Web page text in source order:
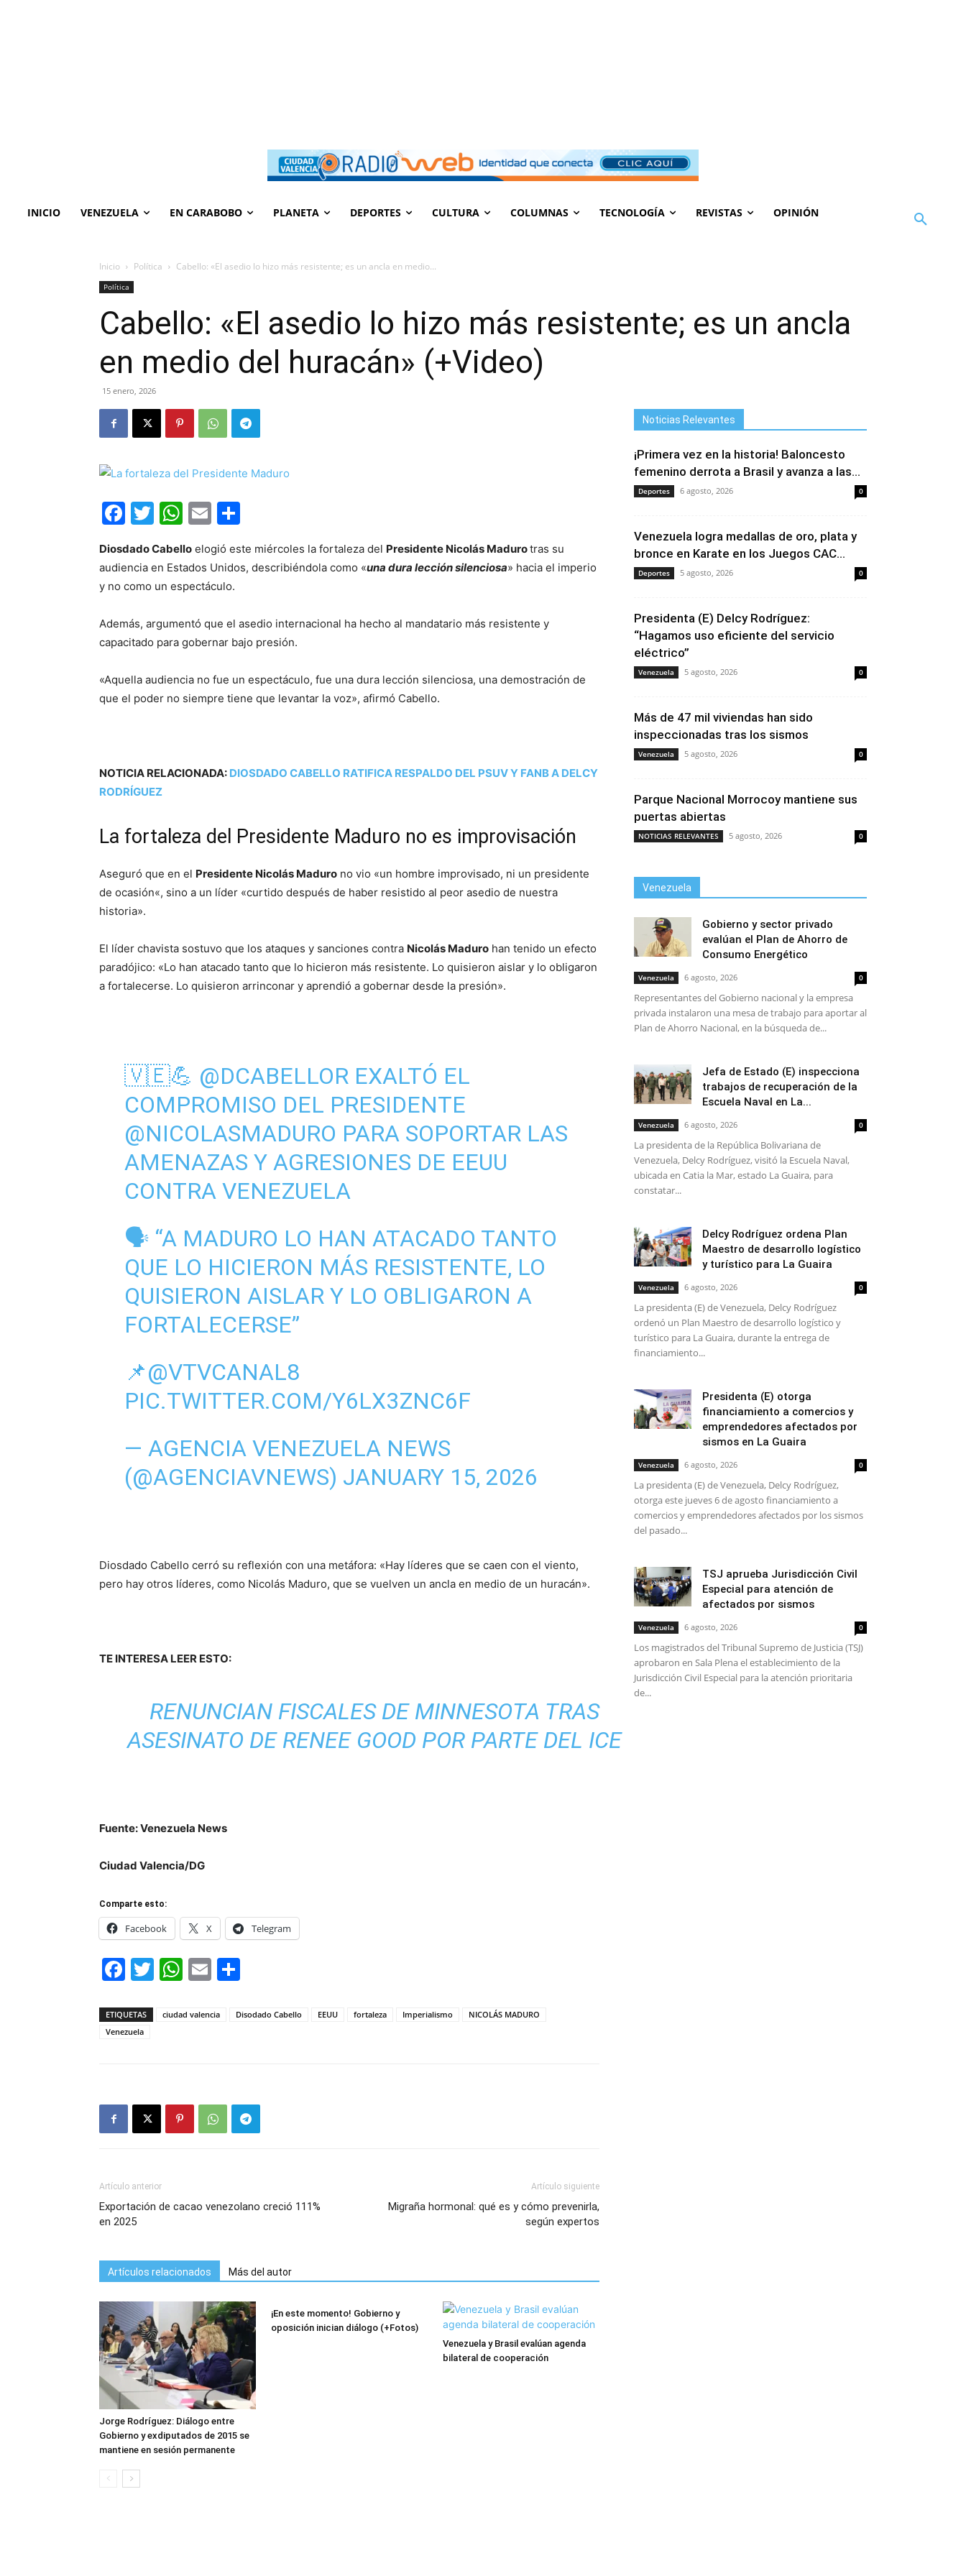
INICIO VENEZUELA EN CARABOBO PLANETA DEPORTES CULTURA COLUMNAS TECNOLOGÍA REVISTAS OPINIÓN
Inicio Política Cabello: «El asedio lo hizo más resistente; es un ancla en medio...
Política
Cabello: «El asedio lo hizo más resistente; es un ancla
en medio del huracán» (+Video)
15 enero, 2026
Facebook
Twitter
WhatsApp
Email
Diosdado Cabello elogió este miércoles la fortaleza del Presidente Nicolás Madurotras su
audiencia en Estados Unidos, describiéndola como «una dura lección silenciosa» hacia el imperio
y no como un espectáculo.
Además, argumentó que el asedio internacional ha hecho al mandatario más resistente y
capacitado para gobernar bajo presión.
«Aquella audiencia no fue un espectáculo, fue una dura lección silenciosa, una demostración de
que el poder no siempre tiene que levantar la voz», afirmó Cabello.
NOTICIA RELACIONADA: DIOSDADO CABELLO RATIFICA RESPALDO DEL PSUV Y FANB A DELCY
RODRÍGUEZ
La fortaleza del Presidente Maduro no es improvisación
Aseguró que en el Presidente Nicolás Maduro no vio «un hombre improvisado, ni un presidente
de ocasión«, sino a un líder «curtido después de haber resistido al peor asedio de nuestra
historia».
El líder chavista sostuvo que los ataques y sanciones contra Nicolás Maduro han tenido un efecto
paradójico: «Lo han atacado tanto que lo hicieron más resistente. Lo quisieron aislar y lo obligaron
a fortalecerse. Lo quisieron arrinconar y aprendió a gobernar desde la presión».
🇻🇪💪 @DCABELLOREXALTÓ EL
COMPROMISO DEL PRESIDENTE
@NICOLASMADURO PARA SOPORTAR LAS
AMENAZAS Y AGRESIONES DE EEUU
CONTRA VENEZUELA
🗣️ “A MADURO LO HAN ATACADO TANTO
QUE LO HICIERON MÁS RESISTENTE, LO
QUISIERON AISLAR Y LO OBLIGARON A
FORTALECERSE”
📌@VTVCANAL8
PIC.TWITTER.COM/Y6LX3ZNC6F
— AGENCIA VENEZUELA NEWS
(@AGENCIAVNEWS) JANUARY 15, 2026
Diosdado Cabello cerró su reflexión con una metáfora: «Hay líderes que se caen con el viento,
pero hay otros líderes, como Nicolás Maduro, que se vuelven un ancla en medio de un huracán».
TE INTERESA LEER ESTO:
RENUNCIAN FISCALES DE MINNESOTA TRAS
ASESINATO DE RENEE GOOD POR PARTE DEL ICE
Fuente: Venezuela News
Ciudad Valencia/DG
Comparte esto:
Facebook X Telegram
Facebook
Twitter
WhatsApp
Email
ETIQUETAS ciudad valencia Disodado Cabello EEUU fortaleza Imperialismo
NICOLÁS MADURO
Venezuela
Artículo anterior
Exportación de cacao venezolano creció 111%
en 2025
Artículo siguiente
Migraña hormonal: qué es y cómo prevenirla,
según expertos
Artículos relacionados Más del autor
Jorge Rodríguez: Diálogo entre
Gobierno y exdiputados de 2015 se
mantiene en sesión permanente
¡En este momento! Gobierno y
oposición inician diálogo (+Fotos)
Venezuela y Brasil evalúan agenda
bilateral de cooperación
Noticias Relevantes
¡Primera vez en la historia! Baloncesto
femenino derrota a Brasil y avanza a las...
Deportes 6 agosto, 2026 0
Venezuela logra medallas de oro, plata y
bronce en Karate en los Juegos CAC...
Deportes 5 agosto, 2026 0
Presidenta (E) Delcy Rodríguez:
“Hagamos uso eficiente del servicio
eléctrico”
Venezuela 5 agosto, 2026 0
Más de 47 mil viviendas han sido
inspeccionadas tras los sismos
Venezuela 5 agosto, 2026 0
Parque Nacional Morrocoy mantiene sus
puertas abiertas
NOTICIAS RELEVANTES 5 agosto, 2026 0
Venezuela
Gobierno y sector privado
evalúan el Plan de Ahorro de
Consumo Energético
Venezuela 6 agosto, 2026 0
Representantes del Gobierno nacional y la empresa
privada instalaron una mesa de trabajo para aportar al
Plan de Ahorro Nacional, en la búsqueda de...
Jefa de Estado (E) inspecciona
trabajos de recuperación de la
Escuela Naval en La...
Venezuela 6 agosto, 2026 0
La presidenta de la República Bolivariana de
Venezuela, Delcy Rodríguez, visitó la Escuela Naval,
ubicada en Catia la Mar, estado La Guaira, para
constatar...
Delcy Rodríguez ordena Plan
Maestro de desarrollo logístico
y turístico para La Guaira
Venezuela 6 agosto, 2026 0
La presidenta (E) de Venezuela, Delcy Rodríguez
ordenó un Plan Maestro de desarrollo logístico y
turístico para La Guaira, durante la entrega de
financiamiento...
Presidenta (E) otorga
financiamiento a comercios y
emprendedores afectados por
sismos en La Guaira
Venezuela 6 agosto, 2026 0
La presidenta (E) de Venezuela, Delcy Rodríguez,
otorga este jueves 6 de agosto financiamiento a
comercios y emprendedores afectados por los sismos
del pasado...
TSJ aprueba Jurisdicción Civil
Especial para atención de
afectados por sismos
Venezuela 6 agosto, 2026 0
Los magistrados del Tribunal Supremo de Justicia (TSJ)
aprobaron en Sala Plena el establecimiento de la
Jurisdicción Civil Especial para la atención prioritaria
de...